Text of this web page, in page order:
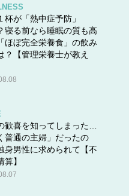
字ペディア
自分のものにする。」と
を切り取って手がらを数
なんともゾクゾクします
杯が「熱中症予防」
寝る前なら睡眠の質も高
ほぼ完全栄養食」の飲み
？【管理栄養士が教え
歓喜を知ってしまった…
普通の主婦」だったの
身男性に求められて【不
算】